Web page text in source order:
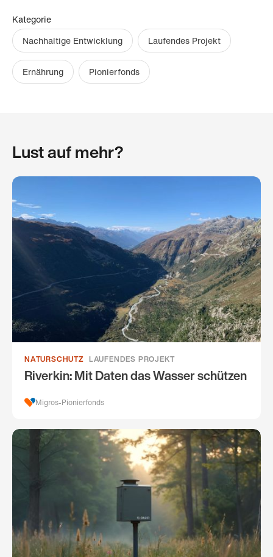
Kategorie
Nachhaltige Entwicklung
Laufendes Projekt
Ernährung Pionierfonds
Lust auf mehr?
NATURSCHUTZ LAUFENDES PROJEKT
Riverkin: Mit Daten das Wasser schützen
Migros-Pionierfonds